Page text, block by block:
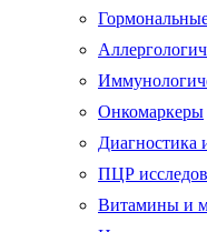
Онкомаркеры
Диагностика
ПЦР
Витамины и